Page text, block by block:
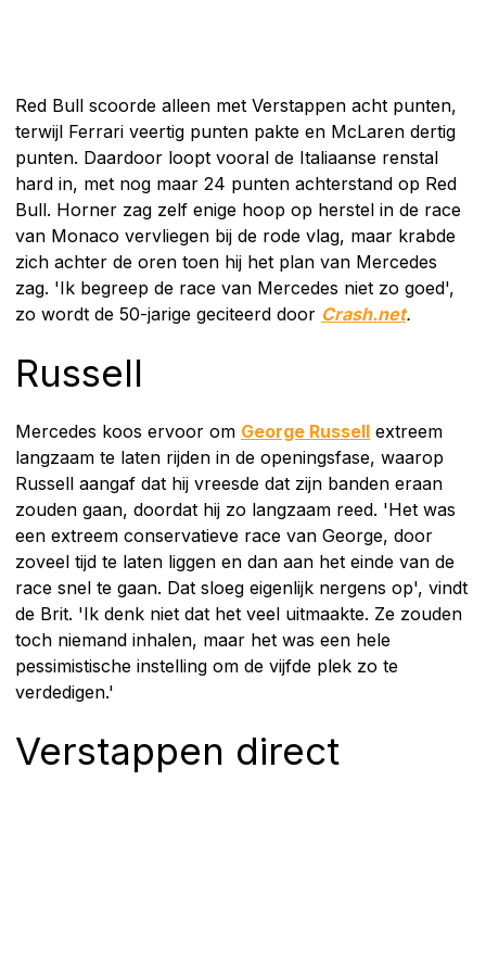
Red Bull scoorde alleen met Verstappen acht punten,
terwijl Ferrari veertig punten pakte en McLaren dertig
punten. Daardoor loopt vooral de Italiaanse renstal
hard in, met nog maar 24 punten achterstand op Red
Bull. Horner zag zelf enige hoop op herstel in de race
van Monaco vervliegen bij de rode vlag, maar krabde
zich achter de oren toen hij het plan van Mercedes
zag. 'Ik begreep de race van Mercedes niet zo goed',
zo wordt de 50-jarige geciteerd door Crash.net.
Russell
Mercedes koos ervoor om George Russell extreem
langzaam te laten rijden in de openingsfase, waarop
Russell aangaf dat hij vreesde dat zijn banden eraan
zouden gaan, doordat hij zo langzaam reed. 'Het was
een extreem conservatieve race van George, door
zoveel tijd te laten liggen en dan aan het einde van de
race snel te gaan. Dat sloeg eigenlijk nergens op', vindt
de Brit. 'Ik denk niet dat het veel uitmaakte. Ze zouden
toch niemand inhalen, maar het was een hele
pessimistische instelling om de vijfde plek zo te
verdedigen.'
Verstappen direct